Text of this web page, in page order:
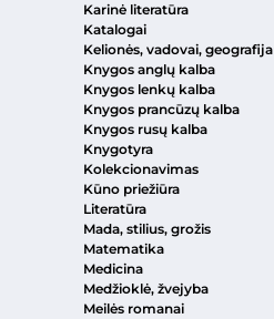
Karinė literatūra
Katalogai
Kelionės, vadovai, geografija
Knygos anglų kalba
Knygos lenkų kalba
Knygos prancūzų kalba
Knygos rusų kalba
Knygotyra
Kolekcionavimas
Kūno priežiūra
Literatūra
Mada, stilius, grožis
Matematika
Medicina
Medžioklė, žvejyba
Meilės romanai